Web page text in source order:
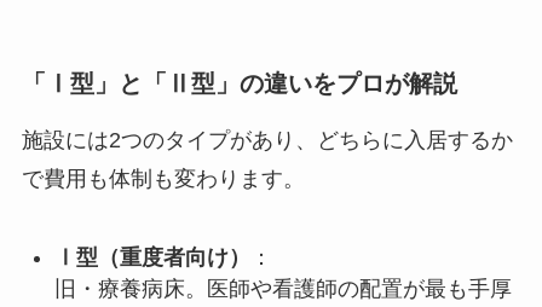
「Ⅰ型」と「Ⅱ型」の違いをプロが解説
施設には2つのタイプがあり、どちらに入居するか
で費用も体制も変わります。
Ⅰ型（重度者向け）
：
旧・療養病床。医師や看護師の配置が最も手厚